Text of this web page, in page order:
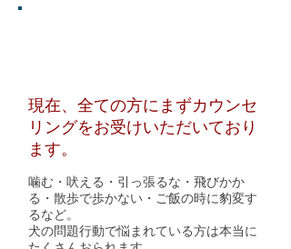
現在、全ての方にまずカウンセ
リングをお受けいただいており
ます。
​噛む・吠える・引っ張るな・飛びかか
る・散歩で歩かない・ご飯の時に豹変す
るなど。
犬の問題行動で悩まれている方は本当に